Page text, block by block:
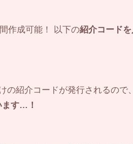
作成可能！ 以下の紹介コード
の紹介コードが発行されるので
ます…！